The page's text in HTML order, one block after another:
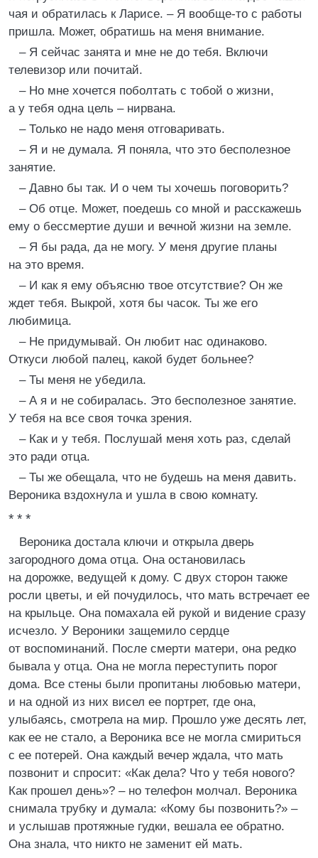
чая и обратилась к Ларисе. – Я вообще-то с работы
пришла. Может, обратишь на меня внимание.
– Я сейчас занята и мне не до тебя. Включи
телевизор или почитай.
– Но мне хочется поболтать с тобой о жизни,
а у тебя одна цель – нирвана.
– Только не надо меня отговаривать.
– Я и не думала. Я поняла, что это бесполезное
занятие.
– Давно бы так. И о чем ты хочешь поговорить?
– Об отце. Может, поедешь со мной и расскажешь
ему о бессмертие души и вечной жизни на земле.
– Я бы рада, да не могу. У меня другие планы
на это время.
– И как я ему объясню твое отсутствие? Он же
ждет тебя. Выкрой, хотя бы часок. Ты же его
любимица.
– Не придумывай. Он любит нас одинаково.
Откуси любой палец, какой будет больнее?
– Ты меня не убедила.
– А я и не собиралась. Это бесполезное занятие.
У тебя на все своя точка зрения.
– Как и у тебя. Послушай меня хоть раз, сделай
это ради отца.
– Ты же обещала, что не будешь на меня давить.
Вероника вздохнула и ушла в свою комнату.
* * *
Вероника достала ключи и открыла дверь
загородного дома отца. Она остановилась
на дорожке, ведущей к дому. С двух сторон также
росли цветы, и ей почудилось, что мать встречает ее
на крыльце. Она помахала ей рукой и видение сразу
исчезло. У Вероники защемило сердце
от воспоминаний. После смерти матери, она редко
бывала у отца. Она не могла переступить порог
дома. Все стены были пропитаны любовью матери,
и на одной из них висел ее портрет, где она,
улыбаясь, смотрела на мир. Прошло уже десять лет,
как ее не стало, а Вероника все не могла смириться
с ее потерей. Она каждый вечер ждала, что мать
позвонит и спросит: «Как дела? Что у тебя нового?
Как прошел день»? – но телефон молчал. Вероника
снимала трубку и думала: «Кому бы позвонить?» –
и услышав протяжные гудки, вешала ее обратно.
Она знала, что никто не заменит ей мать.